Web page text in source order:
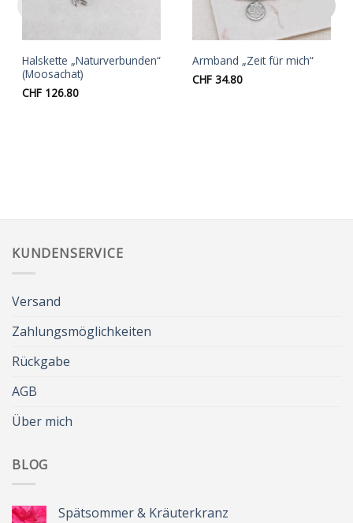
Halskette „Naturverbunden“
(Moosachat)
CHF126.80
Armband „Zeit für mich“
CHF 34.80
KUNDENSERVICE
Versand
Zahlungsmöglichkeiten
Rückgabe
AGB
Über mich
BLOG
Spätsommer & Kräuterkranz